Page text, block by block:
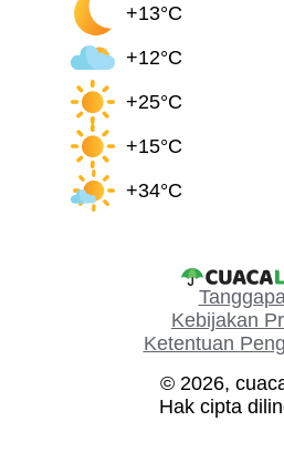
+13°C
+12°C
+25°C
+15°C
+34°C
Kebijakan
Ketentuan
© 2026,
Hak cipta